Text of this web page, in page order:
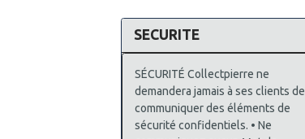
SECURITE
SÉCURITÉ Collectpierre ne
demandera jamais à ses clients de
communiquer des éléments de
sécurité confidentiels. • Ne